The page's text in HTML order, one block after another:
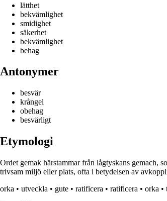
lätthet
bekvämlighet
smidighet
säkerhet
bekvämlighet
behag
Antonymer
besvär
krångel
obehag
besvärligt
Etymologi
Ordet gemak härstammar från lågtyskans gemach,
trivsam miljö eller plats, ofta i betydelsen av
orka • utveckla • gute • ratificera • ratificera • orka •